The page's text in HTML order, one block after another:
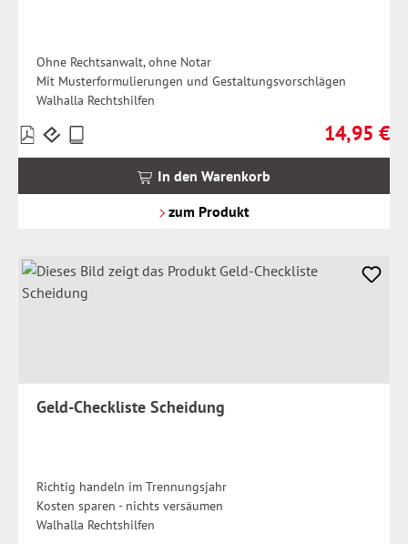
Ohne Rechtsanwalt, ohne Notar
Mit Musterformulierungen und Gestaltungsvorschlägen
Walhalla Rechtshilfen
Regulärer
14,95 €
Preise
inkl.
In den Warenkorb
zum Produkt
Geld-Checkliste Scheidung
Richtig handeln im Trennungsjahr
Kosten sparen - nichts versäumen
Walhalla Rechtshilfen